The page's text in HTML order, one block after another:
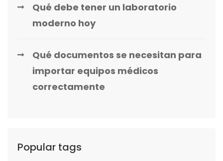
Qué debe tener un laboratorio
moderno hoy
Qué documentos se necesitan para
importar equipos médicos
correctamente
Popular tags